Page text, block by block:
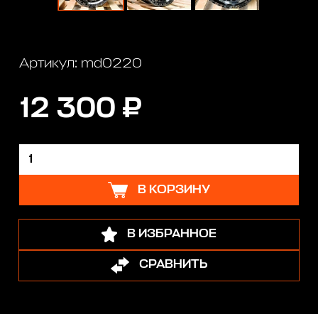
Артикул: md0220
12 300 ₽
В КОРЗИНУ
В ИЗБРАННОЕ
СРАВНИТЬ